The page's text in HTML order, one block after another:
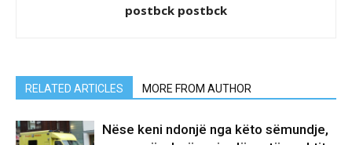
postbck postbck
RELATED ARTICLES MORE FROM AUTHOR
Nëse keni ndonjë nga këto sëmundje,